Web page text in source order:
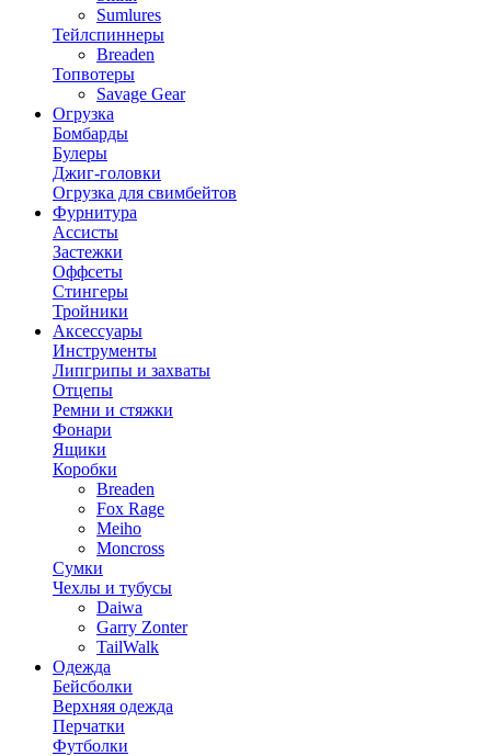
Sumlures
Тейлспиннеры
Breaden
Топвотеры
Savage Gear
Огрузка
Бомбарды
Булеры
Джиг-головки
Огрузка для свимбейтов
Фурнитура
Ассисты
Застежки
Оффсеты
Стингеры
Тройники
Аксессуары
Инструменты
Липгрипы и захваты
Отцепы
Ремни и стяжки
Фонари
Ящики
Коробки
Breaden
Fox Rage
Meiho
Moncross
Сумки
Чехлы и тубусы
Daiwa
Garry Zonter
TailWalk
Одежда
Бейсболки
Верхняя одежда
Перчатки
Футболки